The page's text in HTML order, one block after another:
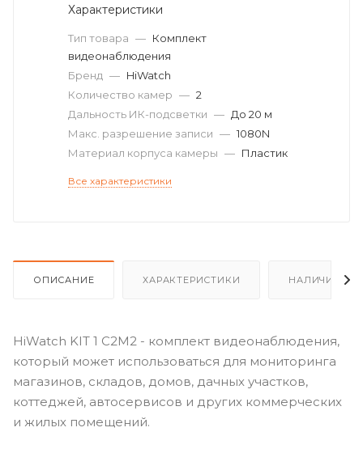
Характеристики
Тип товара — Комплект
видеонаблюдения
Бренд — HiWatch
Количество камер — 2
Дальность ИК-подсветки — До 20 м
Макс. разрешение записи — 1080N
Материал корпуса камеры — Пластик
Все характеристики
ОПИСАНИЕ ХАРАКТЕРИСТИКИ НАЛИЧИЕ
HiWatch KIT 1 C2M2 - комплект видеонаблюдения,
который может использоваться для мониторинга
магазинов, складов, домов, дачных участков,
коттеджей, автосервисов и других коммерческих
и жилых помещений.